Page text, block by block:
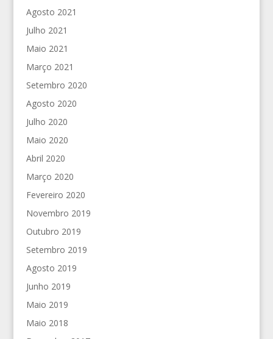
Agosto 2021
Julho 2021
Maio 2021
Março 2021
Setembro 2020
Agosto 2020
Julho 2020
Maio 2020
Abril 2020
Março 2020
Fevereiro 2020
Novembro 2019
Outubro 2019
Setembro 2019
Agosto 2019
Junho 2019
Maio 2019
Maio 2018